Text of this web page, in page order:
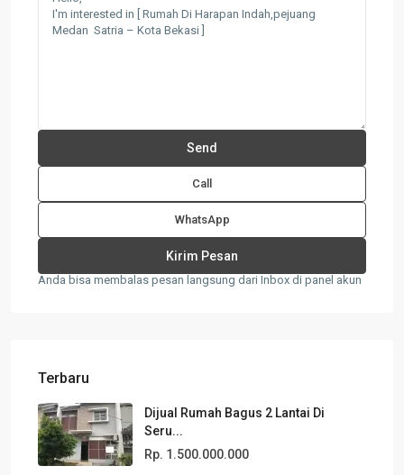
Call
WhatsApp
Anda bisa membalas pesan langsung dari Inbox di panel akun
Terbaru
Dijual Rumah Bagus 2 Lantai Di
Seru...
Rp. 1.500.000.000